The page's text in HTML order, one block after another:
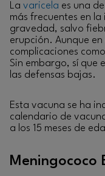
La varicela es una
más frecuentes en
gravedad, salvo
erupción. Aunque
complicaciones
Sin embargo, sí que
las defensas bajas.
Esta vacuna se ha
calendario de
a los 15 meses de
Meningococo